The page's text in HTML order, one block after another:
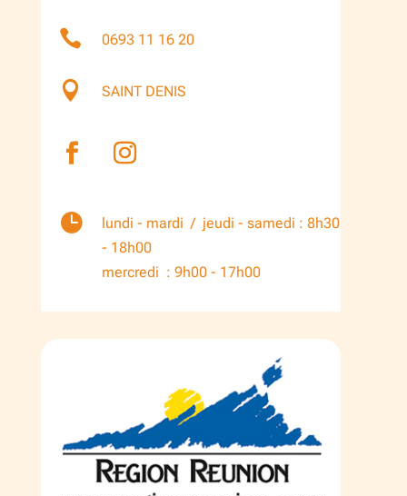
 0693 11 16 20
 SAINT DENIS

lundi - mardi / jeudi - samedi : 8h30
- 18h00
mercredi : 9h00 - 17h00